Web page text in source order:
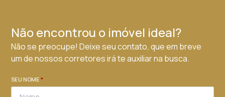
Não encontrou o imóvel ideal?
Não se preocupe! Deixe seu contato, que em breve
um de nossos corretores irá te auxiliar na busca.
SEU NOME*